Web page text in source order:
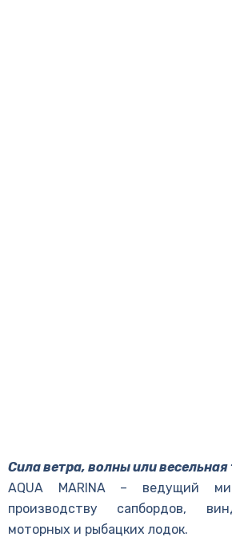
Сила ветра, волны или весельная
AQUA MARINA – ведущий
производству сапбордов,
моторных и рыбацких лодок.